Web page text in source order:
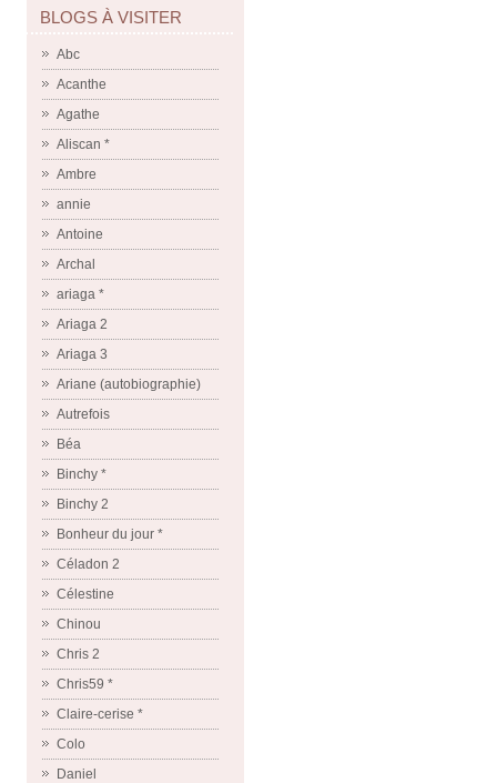
BLOGS À VISITER
Abc
Acanthe
Agathe
Aliscan *
Ambre
annie
Antoine
Archal
ariaga *
Ariaga 2
Ariaga 3
Ariane (autobiographie)
Autrefois
Béa
Binchy *
Binchy 2
Bonheur du jour *
Céladon 2
Célestine
Chinou
Chris 2
Chris59 *
Claire-cerise *
Colo
Daniel